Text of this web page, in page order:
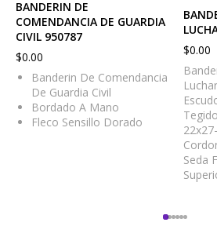
BANDERIN DE
COMENDANCIA DE GUARDIA
CIVIL 950787
$0.00
Banderin De Comendancia
De Guardia Civil
Bordado A Mano
Fleco Sensillo Dorado
$0.00
Seda